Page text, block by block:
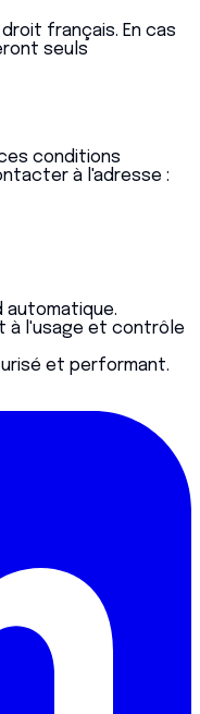
français. En cas
seuls
conditions
à l'adresse :
automatique.
à l'usage et contrôle
et performant.